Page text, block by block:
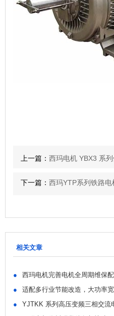
上一篇：西玛电机 YBX3 系列低压防
下一篇：西玛YTP系列铁路电机
相关文章
●
西玛电机完善电机全周期维保
●
适配多行业节能改造，大功率宽
●
YJTKK 系列高压变频三相交流